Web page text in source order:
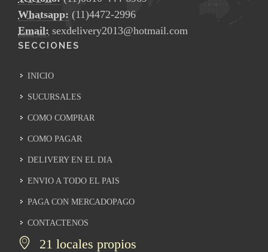
Whatsapp: (11)4472-2996
Email: sexdelivery2013@hotmail.com
SECCIONES
INICIO
SUCURSALES
COMO COMPRAR
COMO PAGAR
DELIVERY EN EL DIA
ENVIO A TODO EL PAIS
PAGA CON MERCADOPAGO
CONTACTENOS
21 locales propios